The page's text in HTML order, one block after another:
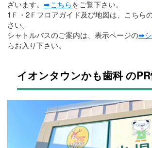
ざいます。 ➡こちらをご覧下さい。
1Ｆ・2Ｆフロアガイド及び地図は、こちら
さい。
シャトルバスのご案内は、表示ページの➡シ
らお入り下さい。
イオンタウンかも歯科 の